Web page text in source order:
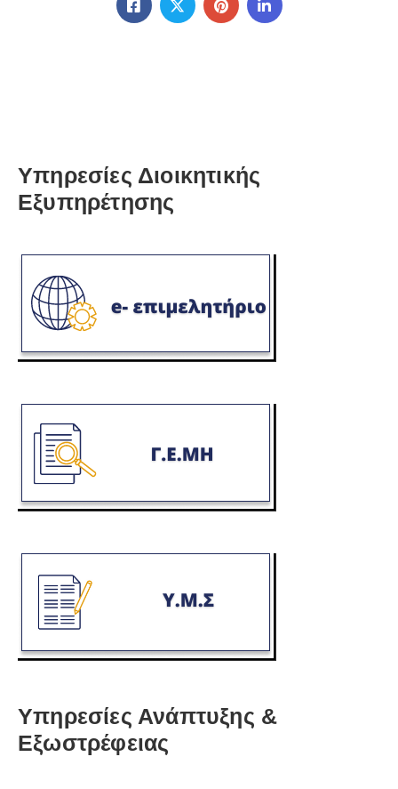
Υπηρεσίες Διοικητικής
Εξυπηρέτησης
Υπηρεσίες Ανάπτυξης &
Εξωστρέφειας